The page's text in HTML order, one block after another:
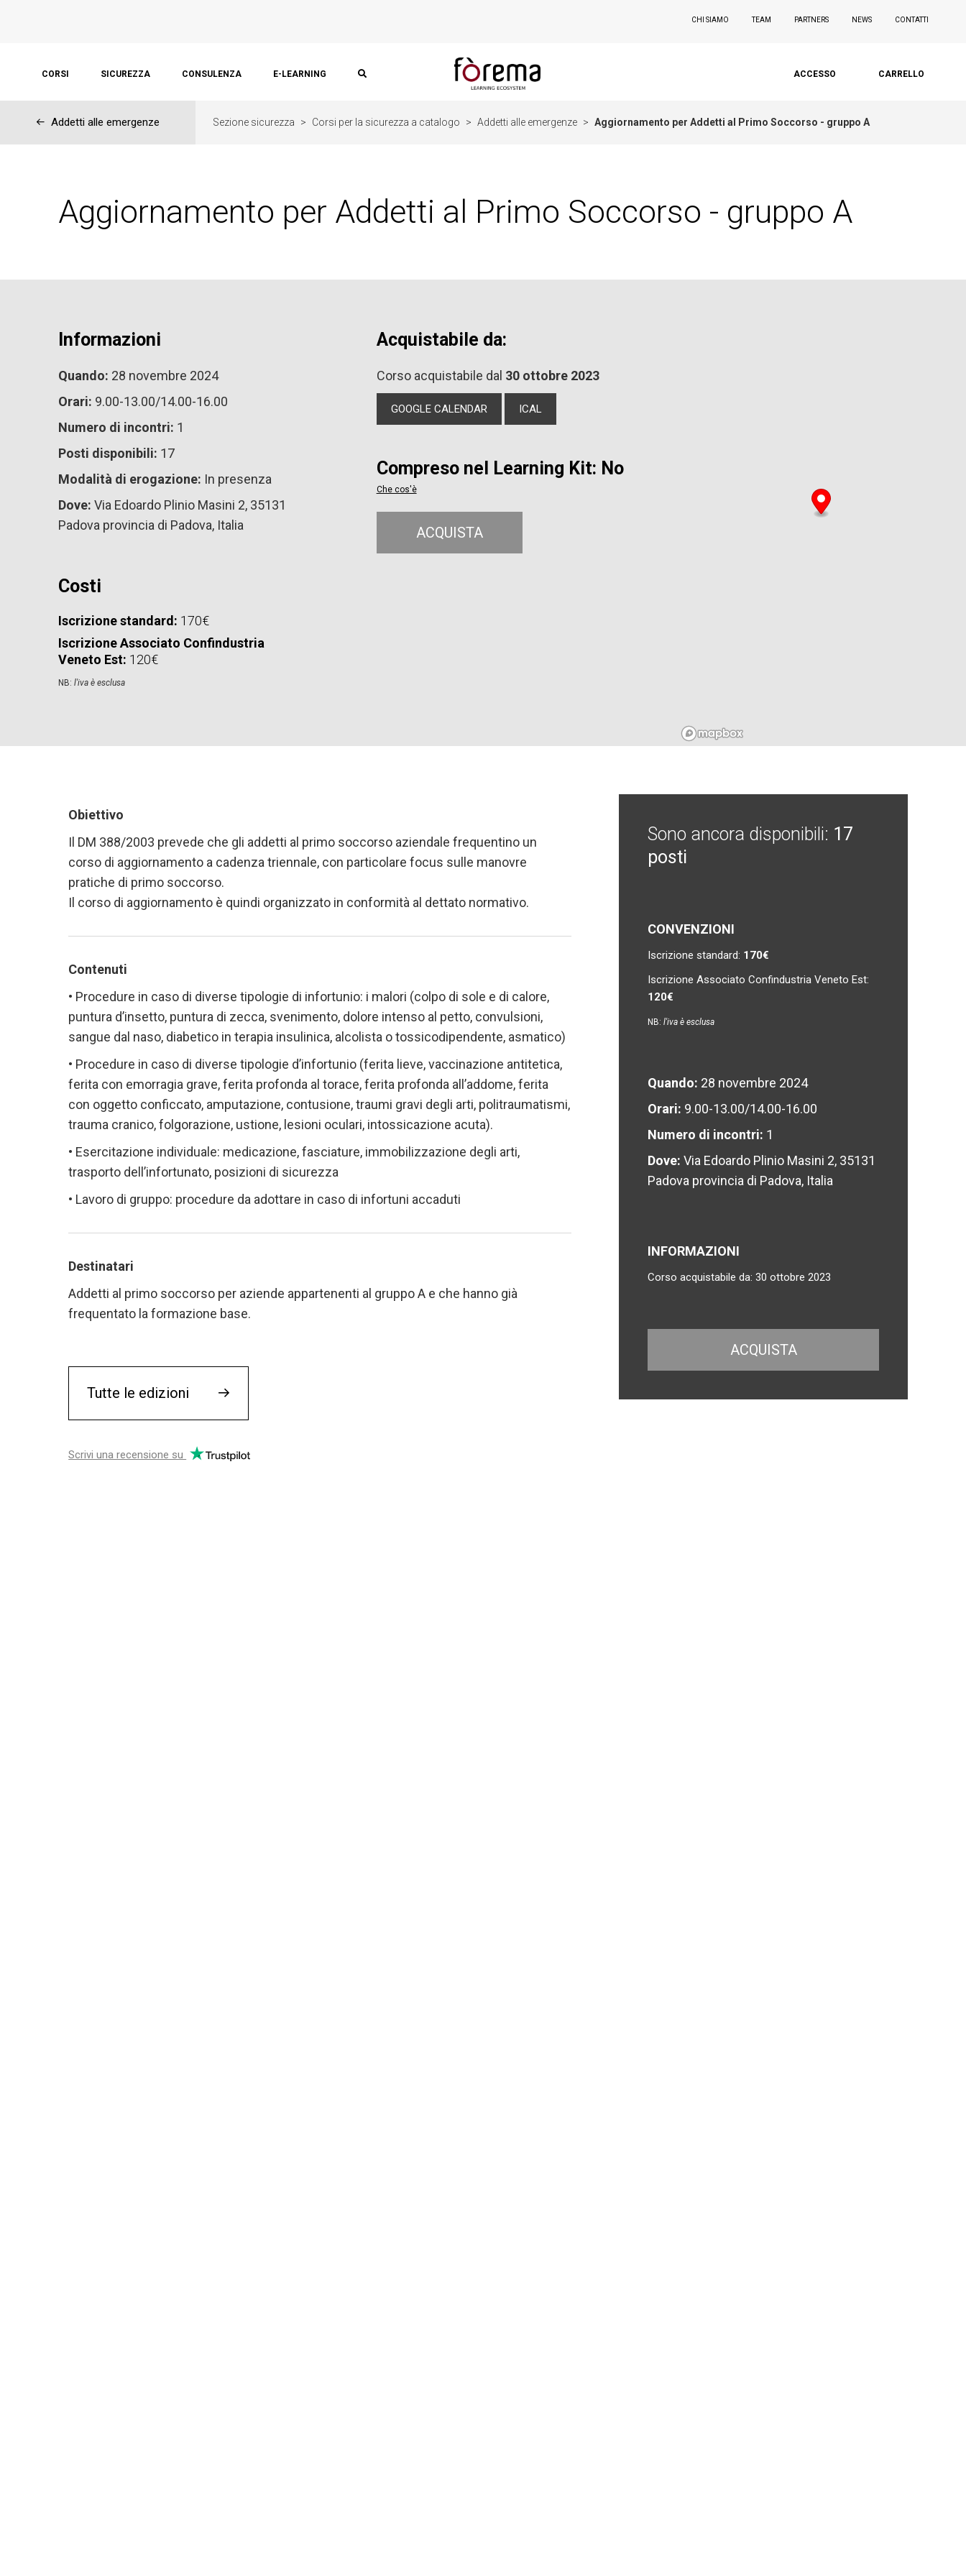
CONTATTI
NEWS
PARTNERS
TEAM
CHI SIAMO
E-LEARNING
CONSULENZA
SICUREZZA
CORSI CARRELLO
ACCESSO
← Addetti alle emergenze Sezione sicurezza > Corsi per la sicurezza a catalogo > Addetti alle emergenze > Aggiornamento per Addetti al Primo Soccorso - gruppo A
Aggiornamento per Addetti al Primo Soccorso - gruppo A
Informazioni
Quando: 28 novembre 2024
Orari: 9.00-13.00/14.00-16.00
Numero di incontri: 1
Posti disponibili: 17
Modalità di erogazione: In presenza
Dove: Via Edoardo Plinio Masini 2, 35131
Padova provincia di Padova, Italia
Costi
Iscrizione standard: 170€
Iscrizione Associato Confindustria
Veneto Est: 120€
NB: l'iva è esclusa
Acquistabile da:
Corso acquistabile dal 30 ottobre 2023
GOOGLE CALENDAR ICAL
Compreso nel Learning Kit: No
Che cos'è
ACQUISTA
Obiettivo
Il DM 388/2003 prevede che gli addetti al primo soccorso aziendale frequentino un
corso di aggiornamento a cadenza triennale, con particolare focus sulle manovre
pratiche di primo soccorso.
Il corso di aggiornamento è quindi organizzato in conformità al dettato normativo.
Contenuti
• Procedure in caso di diverse tipologie di infortunio: i malori (colpo di sole e di calore,
puntura d’insetto, puntura di zecca, svenimento, dolore intenso al petto, convulsioni,
sangue dal naso, diabetico in terapia insulinica, alcolista o tossicodipendente, asmatico)
• Procedure in caso di diverse tipologie d’infortunio (ferita lieve, vaccinazione antitetica,
ferita con emorragia grave, ferita profonda al torace, ferita profonda all’addome, ferita
con oggetto conficcato, amputazione, contusione, traumi gravi degli arti, politraumatismi,
trauma cranico, folgorazione, ustione, lesioni oculari, intossicazione acuta).
• Esercitazione individuale: medicazione, fasciature, immobilizzazione degli arti,
trasporto dell’infortunato, posizioni di sicurezza
• Lavoro di gruppo: procedure da adottare in caso di infortuni accaduti
Destinatari
Addetti al primo soccorso per aziende appartenenti al gruppo A e che hanno già
frequentato la formazione base.
Tutte le edizioni →
Scrivi una recensione su
Sono ancora disponibili: 17
posti
CONVENZIONI
Iscrizione standard: 170€
Iscrizione Associato Confindustria Veneto Est:
120€
NB:l'iva è esclusa
Quando: 28 novembre 2024
Orari: 9.00-13.00/14.00-16.00
Numero di incontri: 1
Dove:Via Edoardo Plinio Masini 2, 35131
Padova provincia di Padova, Italia
INFORMAZIONI
Corso acquistabile da: 30 ottobre 2023
ACQUISTA